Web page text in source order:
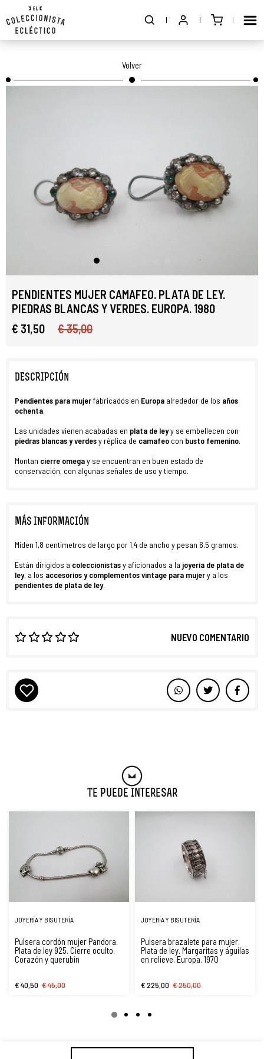
Volver
PENDIENTES MUJER CAMAFEO. PLATA DE LEY.
PIEDRAS BLANCAS Y VERDES. EUROPA. 1980
€ 31,50
€ 35,00
DESCRIPCIÓN
Pendientes para mujerfabricados en Europa alrededor de los años
ochenta.
Las unidades vienen acabadas en plata de leyy se embellecen con
piedras blancas y verdesy réplica de camafeo con busto femenino.
Montan cierre omegay se encuentran en buen estado de
conservación, con algunas señales de uso y tiempo.
MÁS INFORMACIÓN
Miden 1,8 centímetros de largo por 1,4 de ancho y pesan 6,5 gramos.
Están dirigidos a coleccionistasy aficionados a la joyería de plata de
ley, a los accesorios y complementos vintage para mujery a los
pendientes de plata de ley.
NUEVO COMENTARIO
Te Puede Interesar
JOYERÍA Y BISUTERÍA
Pulsera cordón mujer Pandora.
Plata de ley 925. Cierre oculto.
Corazón y querubín
€ 40,50 € 45,00
JOYERÍA Y BISUTERÍA
Pulsera brazalete para mujer.
Plata de ley. Margaritas y águilas
en relieve. Europa. 1970
€ 225,00 € 250,00